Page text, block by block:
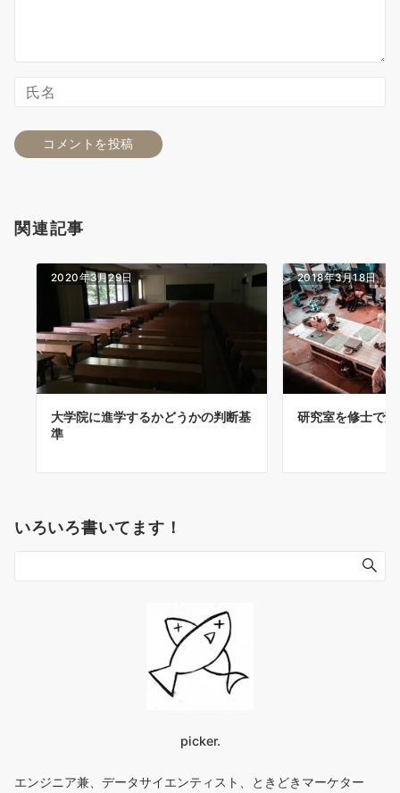
関連記事
2020年3月29日
大学院に進学するかどうかの判断基
準
2018年3月18日
研究室を修士で
いろいろ書いてます！
picker.
エンジニア兼、データサイエンティスト、ときどきマーケター